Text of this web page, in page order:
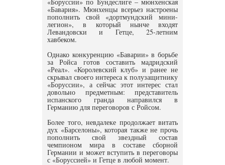
«Бавария». Мюнхенцы всерьез настроены
пополнить свой «дортмундский мини-
легион», в который нынче входят
Левандовски и Гетце, 25-летним
хавбеком.
Однако конкуренцию «Баварии» в борьбе
за Ройса готов составить мадридский
«Реал». «Королевский клуб» и ранее не
скрывал своего интереса к полузащитнику
«Боруссии», а сейчас этот интерес стал
довольно предметным: представитель
испанского гранда направился в
Германию для переговоров с Ройсом.
Более того, невдалеке продолжает витать
дух «Барселоны», которая также не прочь
пополнить свой звездный состав
чемпионом мира в составе сборной
Германии и может вступить в переговоры
с «Боруссией» и Гетце в любой момент.